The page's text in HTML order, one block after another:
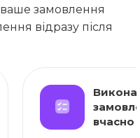
замовлення
відразу після
вчасно